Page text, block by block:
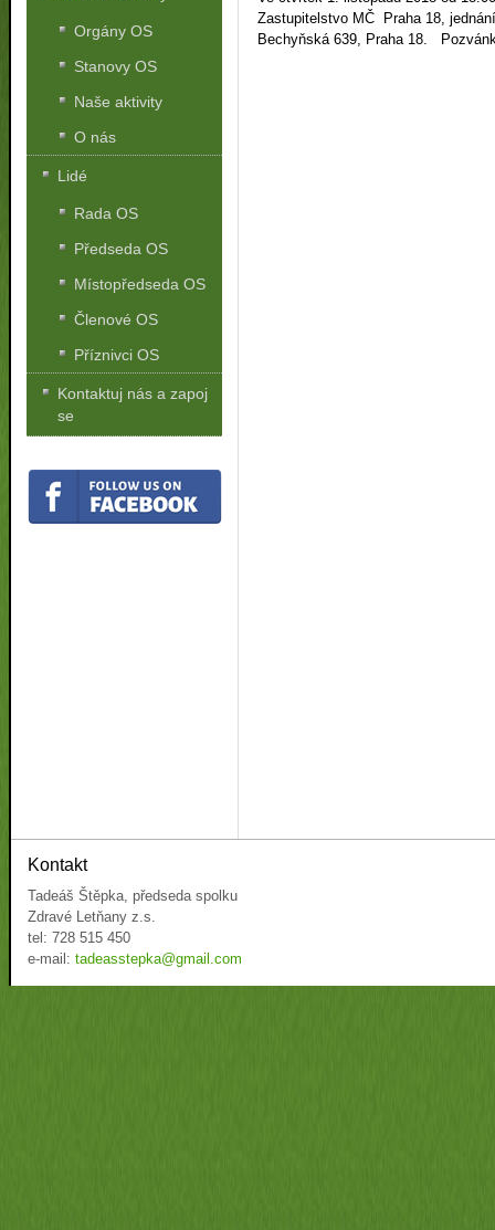
Zastupitelstvo MČ
Praha 18,
Bechyňská 639, Praha 18.
Orgány OS
Stanovy OS
Naše aktivity
O nás
Lidé
Rada OS
Předseda OS
Místopředseda OS
Členové OS
Příznivci OS
Kontaktuj nás a zapoj
se
Kontakt
Tadeáš Štěpka, předseda spolku
Zdravé Letňany z.s.
tel: 728 515 450
e-mail: tadeasstepka@gmail.com